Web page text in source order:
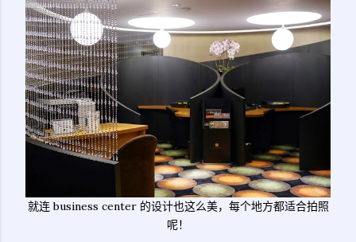
就连 business center 的设计也这么美，每个地方都适合拍照
呢！